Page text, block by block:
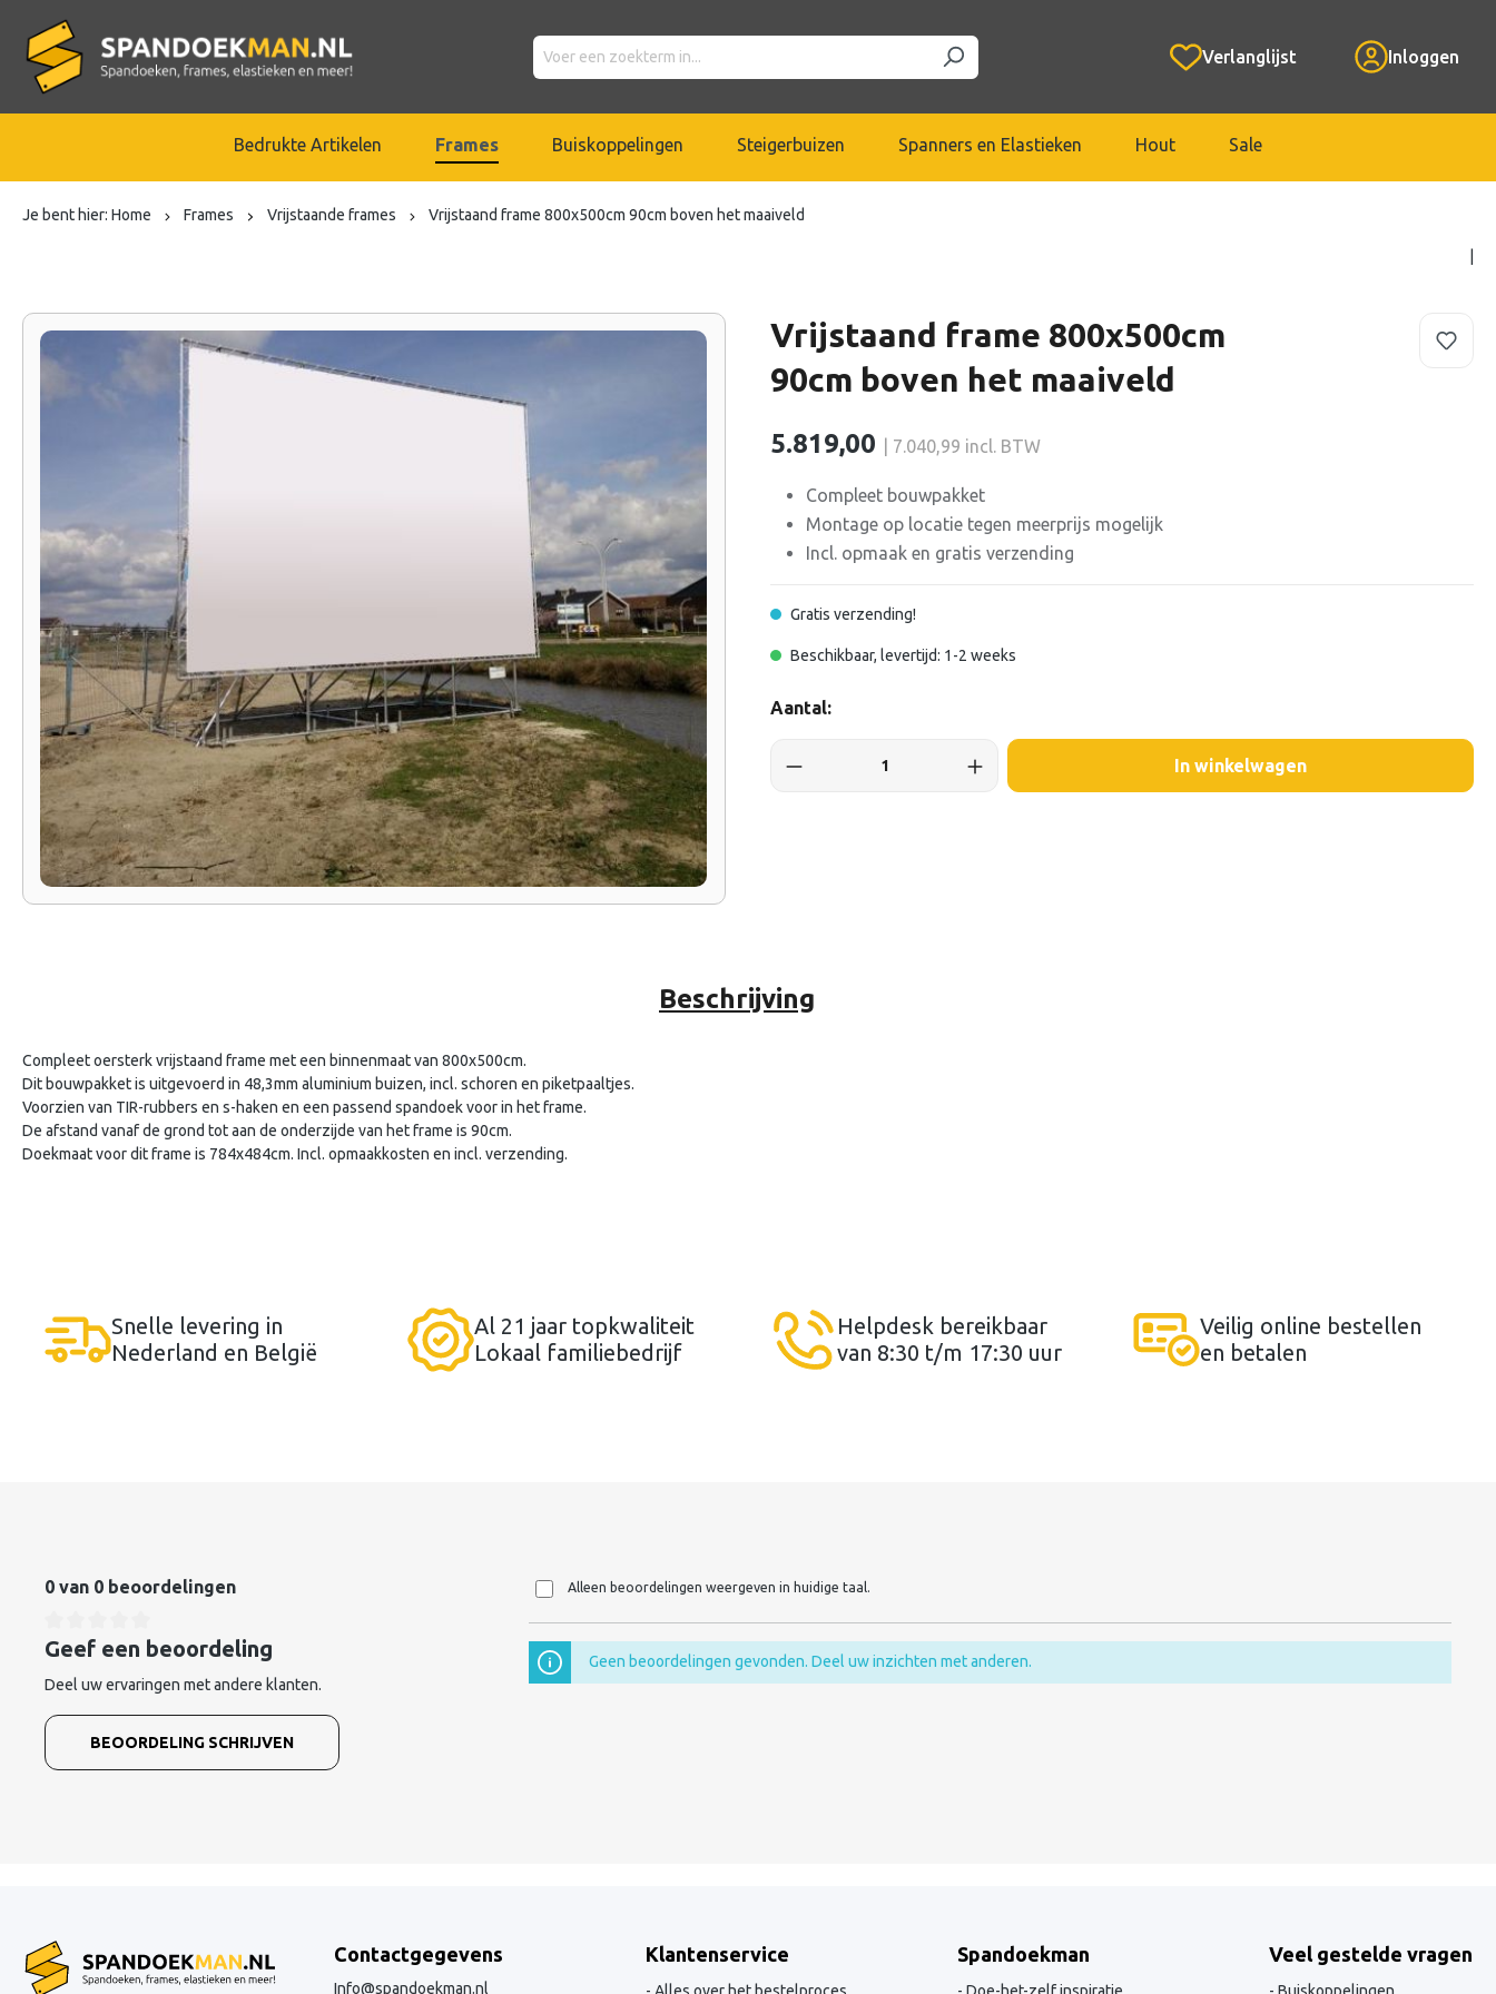
Verlanglijst Inloggen
Bedrukte Artikelen Frames Buiskoppelingen Steigerbuizen Spanners en Elastieken Hout Sale
Je bent hier: Home Frames Vrijstaande frames Vrijstaand frame 800x500cm 90cm boven het maaiveld
Vrijstaand frame 800x500cm
90cm boven het maaiveld
5.819,00 | 7.040,99 incl. BTW
Compleet bouwpakket
Montage op locatie tegen meerprijs mogelijk
Incl. opmaak en gratis verzending
Gratis verzending!
Beschikbaar, levertijd: 1-2 weeks
Aantal:
In winkelwagen
Beschrijving
Compleet oersterk vrijstaand frame met een binnenmaat van 800x500cm.
Dit bouwpakket is uitgevoerd in 48,3mm aluminium buizen, incl. schoren en piketpaaltjes.
Voorzien van TIR-rubbers en s-haken en een passend spandoek voor in het frame.
De afstand vanaf de grond tot aan de onderzijde van het frame is 90cm.
Doekmaat voor dit frame is 784x484cm. Incl. opmaakkosten en incl. verzending.
Snelle levering in
Nederland en België
Al 21 jaar topkwaliteit
Lokaal familiebedrijf
Helpdesk bereikbaar
van 8:30 t/m 17:30 uur
Veilig online bestellen
en betalen
0 van 0 beoordelingen
Geef een beoordeling
Deel uw ervaringen met andere klanten.
BEOORDELING SCHRIJVEN
Alleen beoordelingen weergeven in huidige taal.
Geen beoordelingen gevonden. Deel uw inzichten met anderen.
Contactgegevens
Info@spandoekman.nl
Klantenservice Spandoekman Veel gestelde vragen